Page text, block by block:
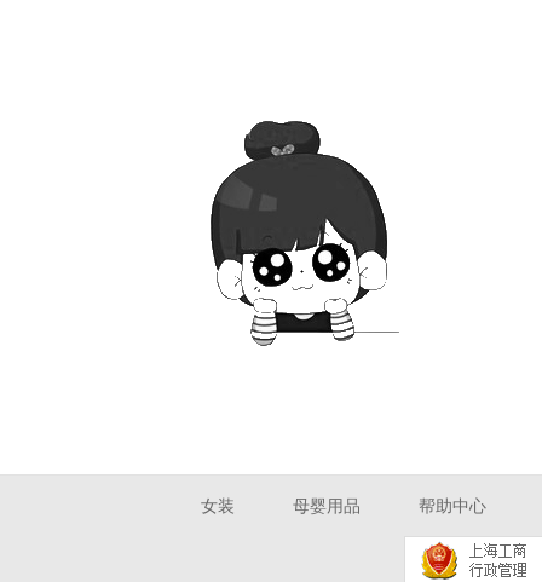
女装 母婴用品 帮助中心